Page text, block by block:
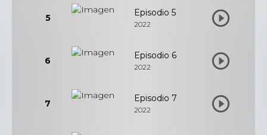
5 Episodio 5
2022
6 Episodio 6
2022
7 Episodio 7
2022